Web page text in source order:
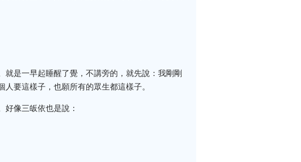
是一早起睡醒了覺，不講旁的，就先說：我剛剛
要這樣子，也願所有的眾生都這樣子。
像三皈依也是說：